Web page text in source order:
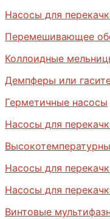
Насосы для
Перемешивающее
Коллоидные
Демпферы или
Герметичные насосы
Насосы для
Насосы для
Насосы для
Винтовые